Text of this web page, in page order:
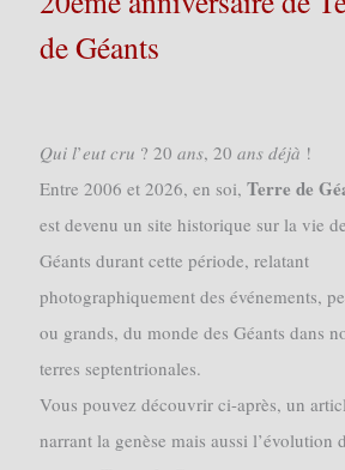
de Géants
𝑄𝑢𝑖 𝑙’𝑒𝑢𝑡 𝑐𝑟𝑢 ? 20 𝑎𝑛𝑠, 20 𝑎𝑛𝑠 𝑑𝑒́𝑗𝑎̀ !
Entre 2006 et 2026, en soi,Terre de
est devenu un site historique sur la vie
Géants durant cette période, relatant
photographiquement des événements,
ou grands, du monde des Géants dans
terres septentrionales.
Vous pouvez découvrir ci-après, un
narrant la genèse mais aussi l’évolution